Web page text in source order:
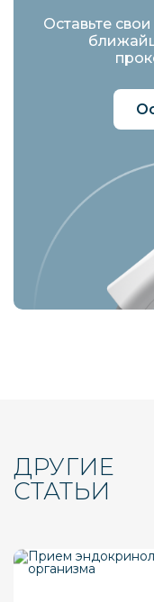
Оставьте
ДРУГИЕ
СТАТЬИ